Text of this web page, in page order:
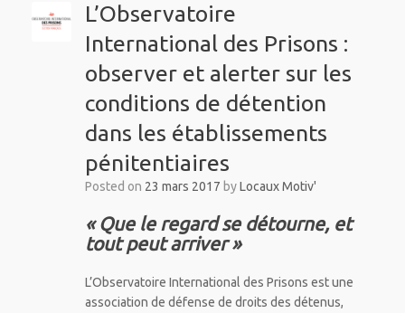
L’Observatoire
International des Prisons :
observer et alerter sur les
conditions de détention
dans les établissements
pénitentiaires
Posted on 23 mars 2017 byLocaux Motiv'
« Que le regard se détourne, et
tout peut arriver »
L’Observatoire International des Prisons est une
association de défense de droits des détenus,